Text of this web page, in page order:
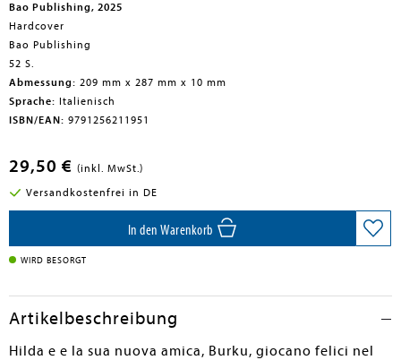
Bao Publishing, 2025
Hardcover
Bao Publishing
52 S.
Abmessung: 209 mm x 287 mm x 10 mm
Sprache: Italienisch
ISBN/EAN: 9791256211951
29,50 € (inkl. MwSt.)
Versandkostenfrei in DE
In den Warenkorb
WIRD BESORGT
Artikelbeschreibung
Hilda e e la sua nuova amica, Burku, giocano felici nel